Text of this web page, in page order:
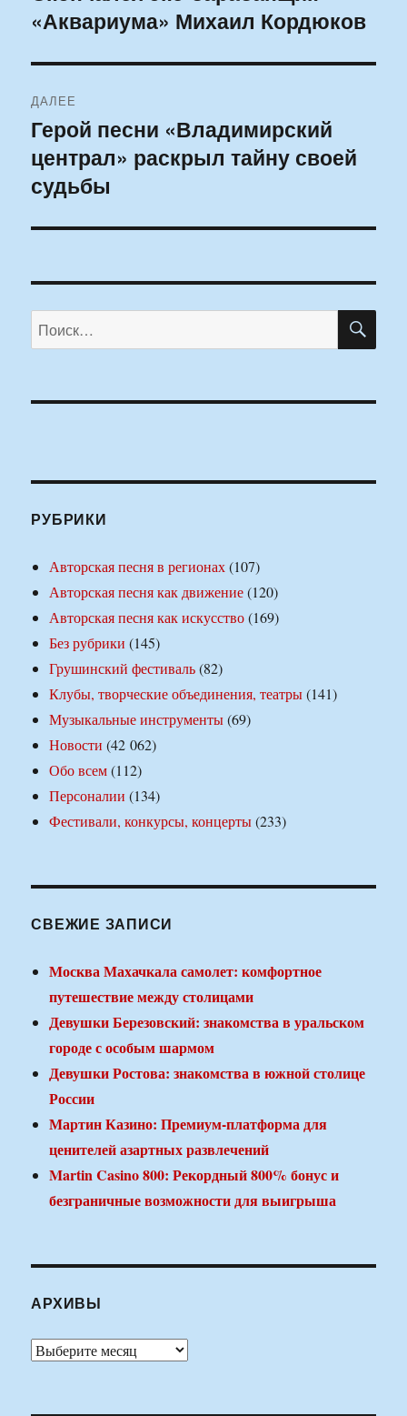
записям
запись:
«Аквариума» Михаил Кордюков
ДАЛЕЕ
Следующая
запись:
Герой песни «Владимирский
централ» раскрыл тайну своей
судьбы
Искать:
РУБРИКИ
Авторская песня в регионах(107)
Авторская песня как движение(120)
Авторская песня как искусство(169)
Без рубрики (145)
Грушинский фестиваль(82)
Клубы, творческие объединения, театры(141)
Музыкальные инструменты(69)
Новости (42 062)
Обо всем(112)
Персоналии (134)
Фестивали, конкурсы, концерты(233)
СВЕЖИЕ ЗАПИСИ
Москва Махачкала самолет: комфортное
путешествие между столицами
Девушки Березовский: знакомства в уральском
городе с особым шармом
Девушки Ростова: знакомства в южной столице
России
Мартин Казино: Премиум-платформа для
ценителей азартных развлечений
Martin Casino 800: Рекордный 800% бонус и
безграничные возможности для выигрыша
АРХИВЫ
Архивы